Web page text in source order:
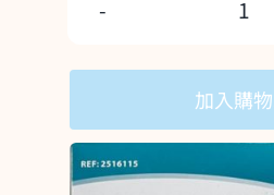
(盒
無
菌
消
毒
加入購